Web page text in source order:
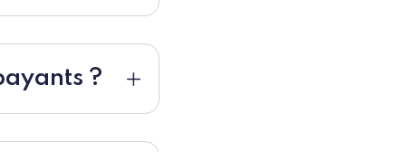
?